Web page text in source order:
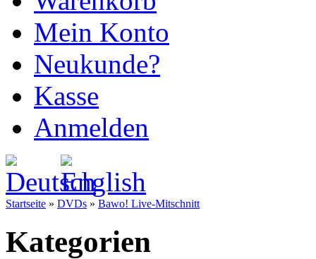
Mein Konto
Neukunde?
Kasse
Anmelden
Startseite » DVDs » Bawo! Live-Mitschnitt
Kategorien